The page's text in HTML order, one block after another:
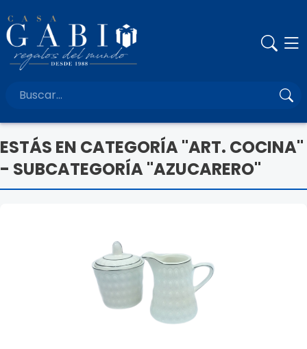
ESTÁS EN CATEGORÍA "ART. COCINA"
- SUBCATEGORÍA "AZUCARERO"